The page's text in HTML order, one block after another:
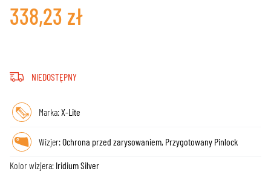
338,23 zł
NIEDOSTĘPNY
Marka:X-Lite
Wizjer:Ochrona przed zarysowaniem, Przygotowany Pinlock
Kolor wizjera: Iridium Silver